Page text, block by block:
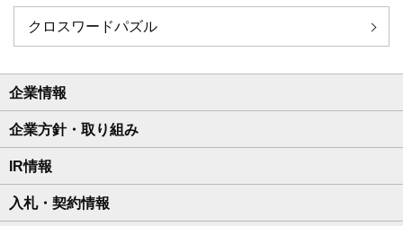
クロスワードパズル
企業情報
企業方針・取り組み
IR情報
入札・契約情報